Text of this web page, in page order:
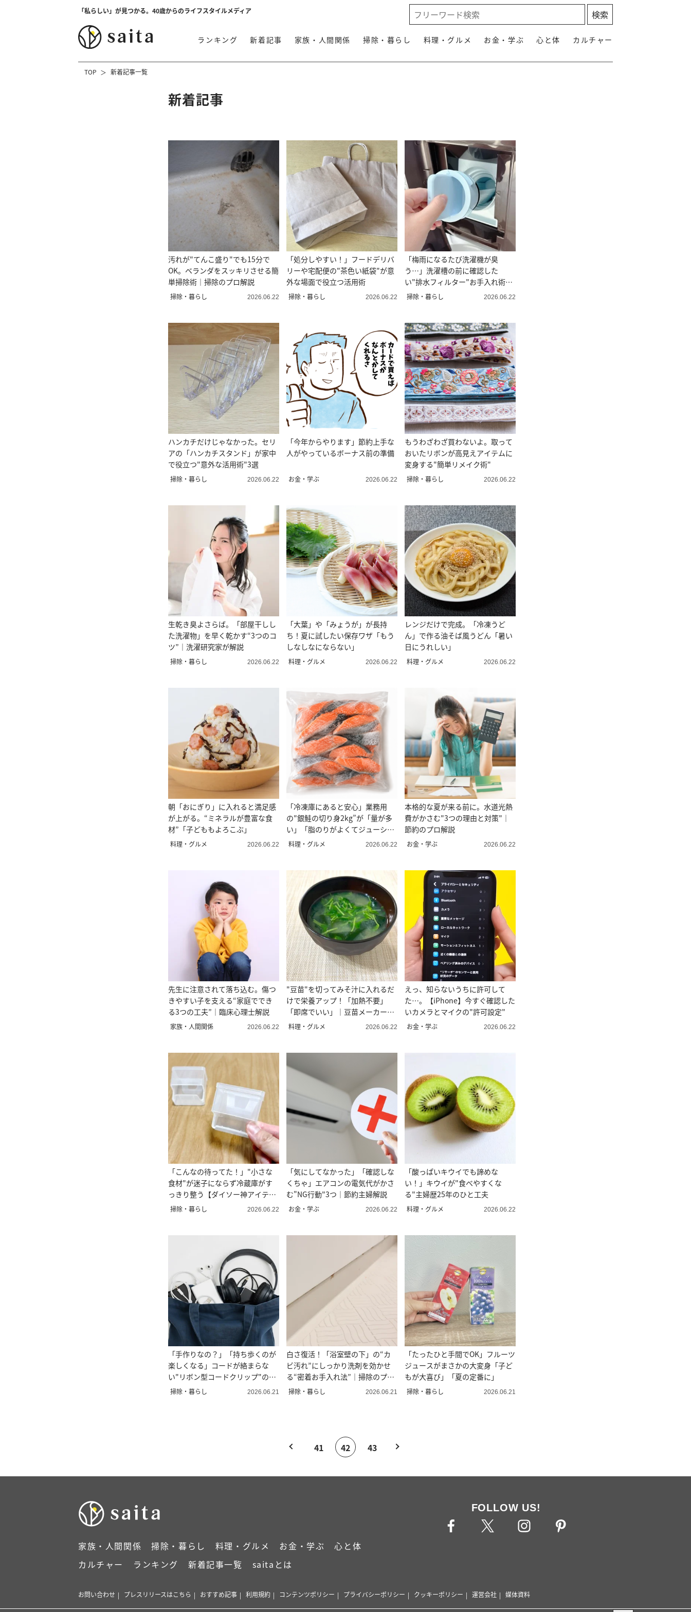
「私らしい」が見つかる。40歳からのライフスタイルメディア
ランキング 新着記事 家族・人間関係 掃除・暮らし 料理・グルメ お金・学ぶ 心と体 カルチャー
TOP 新着記事一覧
新着記事
汚れが"てんこ盛り"でも15分で
OK。ベランダをスッキリさせる簡
単掃除術｜掃除のプロ解説
掃除・暮らし 2026.06.22
「処分しやすい！」フードデリバ
リーや宅配便の"茶色い紙袋"が意
外な場面で役立つ活用術
掃除・暮らし 2026.06.22
「梅雨になるたび洗濯機が臭
う…」洗濯槽の前に確認した
い"排水フィルター"お手入れ術｜
掃除のプロ解説
掃除・暮らし 2026.06.22
ハンカチだけじゃなかった。セリ
アの「ハンカチスタンド」が家中
で役立つ"意外な活用術"3選
掃除・暮らし 2026.06.22
「今年からやります」節約上手な
人がやっているボーナス前の準備
お金・学ぶ 2026.06.22
もうわざわざ買わないよ。取って
おいたリボンが高見えアイテムに
変身する"簡単リメイク術"
掃除・暮らし 2026.06.22
生乾き臭よさらば。「部屋干しし
た洗濯物」を早く乾かす“3つのコ
ツ”｜洗濯研究家が解説
掃除・暮らし 2026.06.22
「大葉」や「みょうが」が長持
ち！夏に試したい保存ワザ「もう
しなしなにならない」
料理・グルメ 2026.06.22
レンジだけで完成。「冷凍うど
ん」で作る油そば風うどん「暑い
日にうれしい」
料理・グルメ 2026.06.22
朝「おにぎり」に入れると満足感
が上がる。“ミネラルが豊富な食
材”「子どももよろこぶ」
料理・グルメ 2026.06.22
「冷凍庫にあると安心」業務用
の"銀鮭の切り身2kg”が「量が多
い」「脂のりがよくてジューシ
ー」
料理・グルメ 2026.06.22
本格的な夏が来る前に。水道光熱
費がかさむ"3つの理由と対策"｜
節約のプロ解説
お金・学ぶ 2026.06.22
先生に注意されて落ち込む。傷つ
きやすい子を支える“家庭ででき
る3つの工夫”｜臨床心理士解説
家族・人間関係 2026.06.22
"豆苗"を切ってみそ汁に入れるだ
けで栄養アップ！「加熱不要」
「即席でいい」｜豆苗メーカー直
伝
料理・グルメ 2026.06.22
えっ、知らないうちに許可して
た…。【iPhone】今すぐ確認した
いカメラとマイクの"許可設定"
お金・学ぶ 2026.06.22
「こんなの待ってた！」"小さな
食材"が迷子にならず冷蔵庫がす
っきり整う【ダイソー神アイテ
ム】
掃除・暮らし 2026.06.22
「気にしてなかった」「確認しな
くちゃ」エアコンの電気代がかさ
む"NG行動"3つ｜節約主婦解説
お金・学ぶ 2026.06.22
「酸っぱいキウイでも諦めな
い！」キウイが"食べやすくな
る"主婦歴25年のひと工夫
料理・グルメ 2026.06.22
「手作りなの？」「持ち歩くのが
楽しくなる」コードが絡まらな
い"リボン型コードクリップ"の作
り方
掃除・暮らし 2026.06.21
白さ復活！「浴室壁の下」の“カ
ビ汚れ”にしっかり洗剤を効かせ
る“密着お手入れ法”｜掃除のプロ
が解説
掃除・暮らし 2026.06.21
「たったひと手間でOK」フルーツ
ジュースがまさかの大変身「子ど
もが大喜び」「夏の定番に」
掃除・暮らし 2026.06.21
41 42 43
家族・人間関係 掃除・暮らし 料理・グルメ お金・学ぶ
心と体
カルチャー
ランキング 新着記事一覧 saitaとは
FOLLOW US!
お問い合わせ プレスリリースはこちら おすすめ記事 利用規約 コンテンツポリシー プライバシーポリシー クッキーポリシー 運営会社 媒体資料